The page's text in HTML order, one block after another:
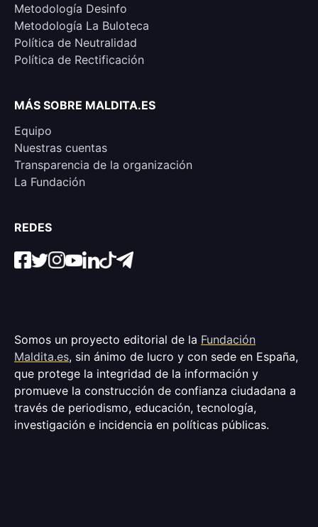
Metodología Desinfo
Metodología La Buloteca
Política de Neutralidad
Política de Rectificación
MÁS SOBRE MALDITA.ES
Equipo
Nuestras cuentas
Transparencia de la organización
La Fundación
REDES
Somos un proyecto editorial de la Fundación
Maldita.es, sin ánimo de lucro y con sede en España,
que protege la integridad de la información y
promueve la construcción de confianza ciudadana a
través de periodismo, educación, tecnología,
investigación e incidencia en políticas públicas.